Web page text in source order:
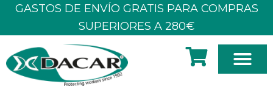
GASTOS DE ENVÍO GRATIS PARA COMPRAS
SUPERIORES A 280€